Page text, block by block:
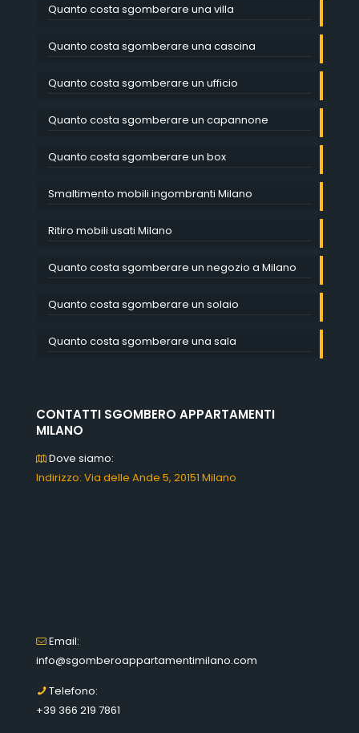
Quanto costa sgomberare una villa
Quanto costa sgomberare una cascina
Quanto costa sgomberare un ufficio
Quanto costa sgomberare un capannone
Quanto costa sgomberare un box
Smaltimento mobili ingombranti Milano
Ritiro mobili usati Milano
Quanto costa sgomberare un negozio a Milano
Quanto costa sgomberare un solaio
Quanto costa sgomberare una sala
CONTATTI SGOMBERO APPARTAMENTI
MILANO
Dove siamo:
Indirizzo: Via delle Ande 5, 20151 Milano
Email:
info@sgomberoappartamentimilano.com
Telefono:
+39 366 219 7861